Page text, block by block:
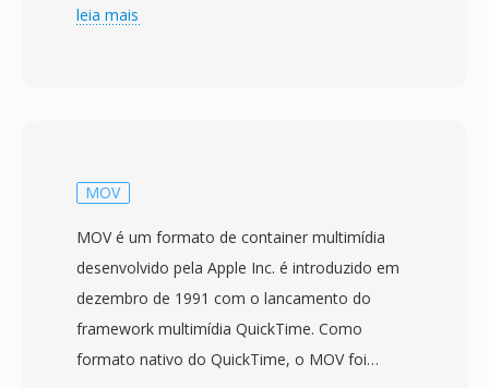
projetados para ambientes de comunicação é
bytes, cada um carregando um cabecalho de 4
estrutura de pacotes permite que os
após interrupcoes de sinal, uma capacidade
critica para entrega de transmissão em tempo
leia mais
MOV
MOV é um formato de container multimídia
desenvolvido pela Apple Inc. é introduzido em
dezembro de 1991 com o lancamento do
framework multimídia QuickTime. Como
formato nativo do QuickTime, o MOV foi